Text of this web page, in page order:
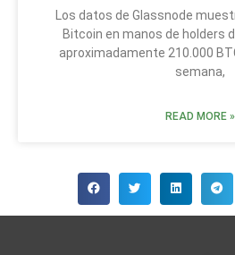
Los datos de Glassnode
Bitcoin en manos de holders
aproximadamente 210.000
semana,
READ MORE »